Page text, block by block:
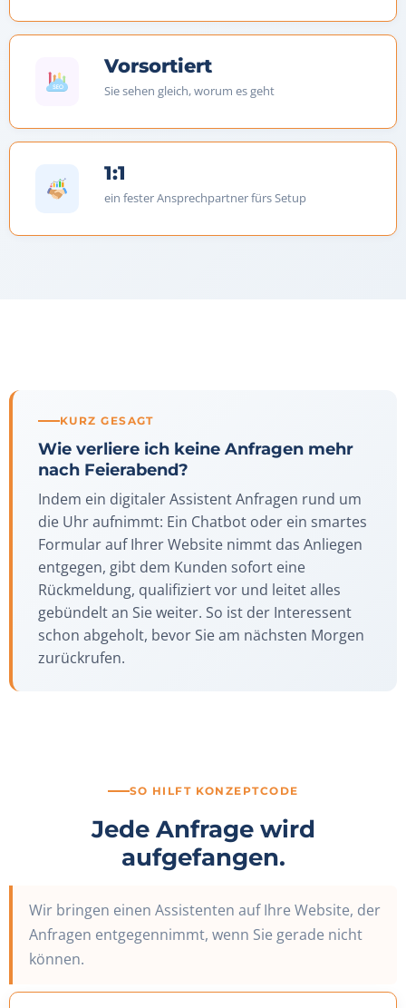
Vorsortiert
Sie sehen gleich, worum es geht
1:1
ein fester Ansprechpartner fürs Setup
KURZ GESAGT
Wie verliere ich keine Anfragen mehr
nach Feierabend?
Indem ein digitaler Assistent Anfragen rund um
die Uhr aufnimmt: Ein Chatbot oder ein smartes
Formular auf Ihrer Website nimmt das Anliegen
entgegen, gibt dem Kunden sofort eine
Rückmeldung, qualifiziert vor und leitet alles
gebündelt an Sie weiter. So ist der Interessent
schon abgeholt, bevor Sie am nächsten Morgen
zurückrufen.
SO HILFT KONZEPTCODE
Jede Anfrage wird
aufgefangen.
Wir bringen einen Assistenten auf Ihre Website, der
Anfragen entgegennimmt, wenn Sie gerade nicht
können.